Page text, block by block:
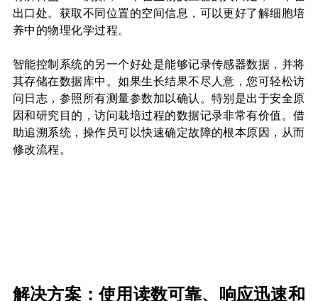
出口处。获取不同位置的空间信息，可以更好了解细胞培
养中的物理化学过程。
智能控制系统的另一个好处是能够记录传感器数据，并将
其存储在数据库中。如果生长结果不尽人意，您可轻松访
问日志，参照所有测量参数加以确认。特别是出于安全原
因和研究目的，访问栽培过程的数据记录非常有价值。借
助追溯系统，操作员可以快速确定故障的根本原因，从而
修改流程。
解决方案：使用读数可靠、响应迅速和